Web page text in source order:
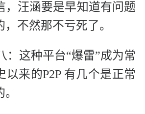
，汪涵要是早知道有问题
不然那不亏死了。
：这种平台“爆雷”成为常
以来的P2P 有几个是正常